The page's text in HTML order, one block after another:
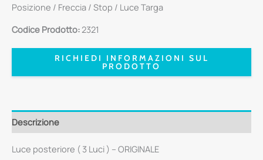
Posizione / Freccia / Stop / Luce Targa
Codice Prodotto:2321
RICHIEDI INFORMAZIONI SUL
PRODOTTO
Descrizione
Luce posteriore ( 3 Luci ) – ORIGINALE